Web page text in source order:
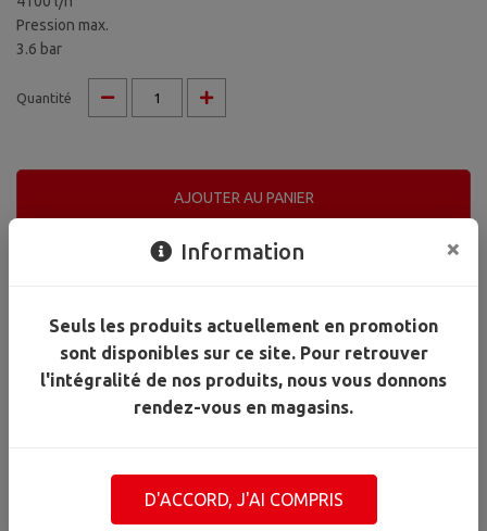
Pression max.
3.6 bar
Quantité
de
pompe
GARDENA
AJOUTER AU PANIER
Conditions de paiement
Paiement en ligne sécurisé par CB.
Drive en magasin à Mr.Bricolage Petit Manoir uniquement : de
2 jours après votre commande(hors week-end)
Information ×
Seuls les produits actuellement en promotion
sont disponibles sur ce site. Pour retrouver
l'intégralité de nos produits, nous vous donnons
rendez-vous en magasins.
D'ACCORD, J'AI COMPRIS